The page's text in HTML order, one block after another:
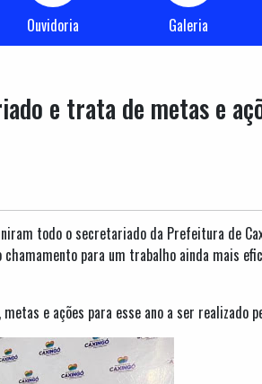
Ouvidoria Galeria
e trata de metas e
todo o secretariado da Prefeitura de
para um trabalho ainda mais
e ações para esse ano a ser realizado